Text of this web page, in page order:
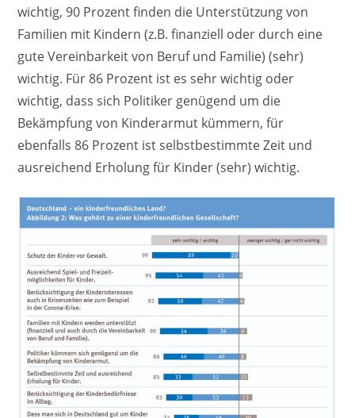
wichtig, 90 Prozent finden die Unterstützung von
Familien mit Kindern (z.B. finanziell oder durch eine
gute Vereinbarkeit von Beruf und Familie) (sehr)
wichtig. Für 86 Prozent ist es sehr wichtig oder
wichtig, dass sich Politiker genügend um die
Bekämpfung von Kinderarmut kümmern, für
ebenfalls 86 Prozent ist selbstbestimmte Zeit und
ausreichend Erholung für Kinder (sehr) wichtig.